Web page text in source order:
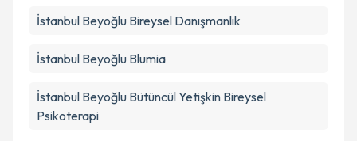
İstanbul Beyoğlu Bireysel Danışmanlık
İstanbul Beyoğlu Blumia
İstanbul Beyoğlu Bütüncül Yetişkin Bireysel
Psikoterapi